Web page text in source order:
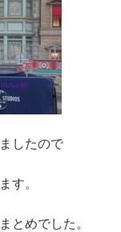
したので
す。
とめでした。